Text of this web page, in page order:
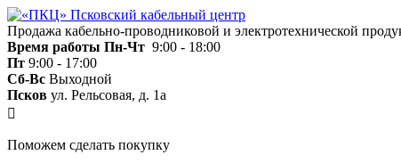
Продажа кабельно-проводниковой и электротехнической
Время работы Пн-Чт 9:00 - 18:00
Пт 9:00 - 17:00
Сб-Вс Выходной
Псков ул. Рельсовая, д. 1а
Поможем сделать покупку